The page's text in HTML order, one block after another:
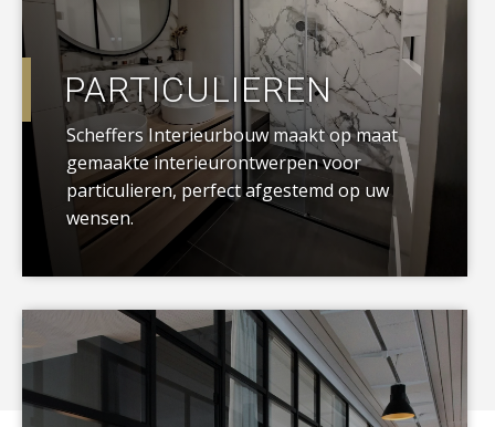
PARTICULIEREN
Scheffers Interieurbouw maakt op maat
gemaakte interieurontwerpen voor
particulieren, perfect afgestemd op uw
wensen.
a